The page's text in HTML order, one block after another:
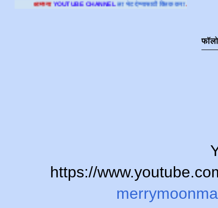
CHANNELला भेट देण्यासाठी क्लिक करा .
https://